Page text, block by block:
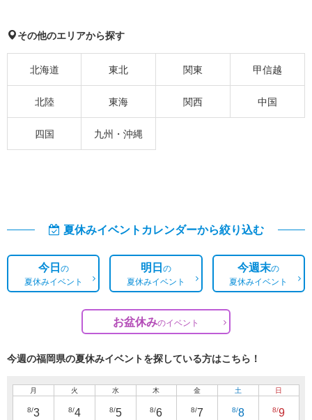
その他のエリアから探す
北海道 東北 関東 甲信越
北陸 東海 関西 中国
四国 九州・沖縄
夏休みイベントカレンダーから絞り込む
今日の
夏休みイベント
明日の
夏休みイベント
今週末の
夏休みイベント
お盆休みのイベント
今週の福岡県の夏休みイベントを探している方はこちら！
月
8/3
火
8/4
水
8/5
木
8/6
金
8/7
土
8/8
日
8/9